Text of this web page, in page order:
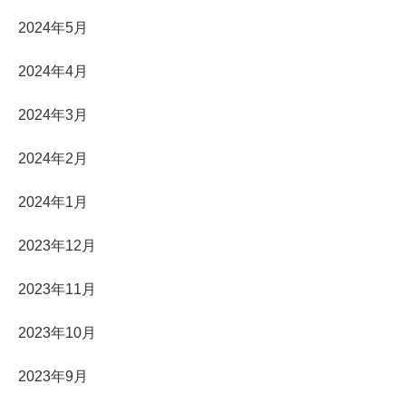
2024年5月
2024年4月
2024年3月
2024年2月
2024年1月
2023年12月
2023年11月
2023年10月
2023年9月